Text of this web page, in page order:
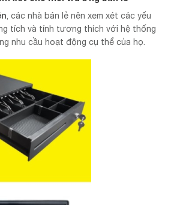
, các nhà bán lẻ nên xem xét các yếu
tích và tính tương thích với hệ thống
nhu cầu hoạt động cụ thể của họ.